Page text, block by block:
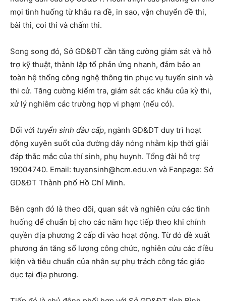
mọi tình huống từ khâu ra đề, in sao, vận chuyển đề thi,
bài thi, coi thi và chấm thi.
Song song đó, Sở GD&ĐT cần tăng cường giám sát và hỗ
trợ kỹ thuật, thành lập tổ phản ứng nhanh, đảm bảo an
toàn hệ thống công nghệ thông tin phục vụ tuyển sinh và
thi cử. Tăng cường kiểm tra, giám sát các khâu của kỳ thi,
xử lý nghiêm các trường hợp vi phạm (nếu có).
Đối với tuyển sinh đầu cấp, ngành GD&ĐT duy trì hoạt
động xuyên suốt của đường dây nóng nhằm kịp thời giải
đáp thắc mắc của thí sinh, phụ huynh. Tổng đài hỗ trợ
19004740. Email: tuyensinh@hcm.edu.vn và Fanpage: Sở
GD&ĐT Thành phố Hồ Chí Minh.
Bên cạnh đó là theo dõi, quan sát và nghiên cứu các tình
huống để chuẩn bị cho các năm học tiếp theo khi chính
quyền địa phương 2 cấp đi vào hoạt động. Từ đó đề xuất
phương án tăng số lượng công chức, nghiên cứu các điều
kiện và tiêu chuẩn của nhân sự phụ trách công tác giáo
dục tại địa phương.